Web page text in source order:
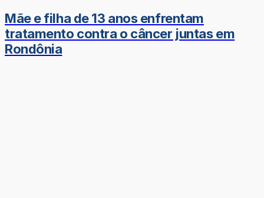
Mãe e filha de 13 anos enfrentam
tratamento contra o câncer juntas em
Rondônia